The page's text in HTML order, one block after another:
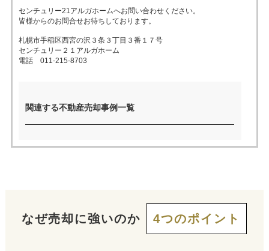
早く
売りたい
高く
売りたい
秘密に
来店予約
センチュリー21アルガホームへお問い合わせください。
皆様からのお問合せお待ちしております。
札幌市手稲区西宮の沢３条３丁目３番１７号
センチュリー２１アルガホーム
電話 011-215-8703
関連する不動産売却事例一覧
なぜ売却に強いのか 4つのポイント